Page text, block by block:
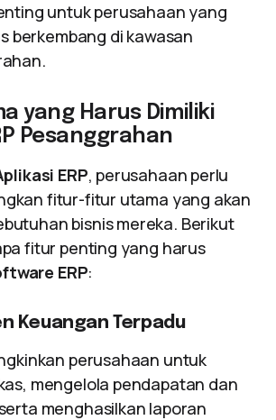
untuk perusahaan yang
berkembang di kawasan
yang Harus Dimiliki
Pesanggrahan
ERP, perusahaan perlu
fitur-fitur utama yang akan
bisnis mereka. Berikut
fitur penting yang harus
ERP:
Keuangan Terpadu
perusahaan untuk
mengelola pendapatan dan
menghasilkan laporan